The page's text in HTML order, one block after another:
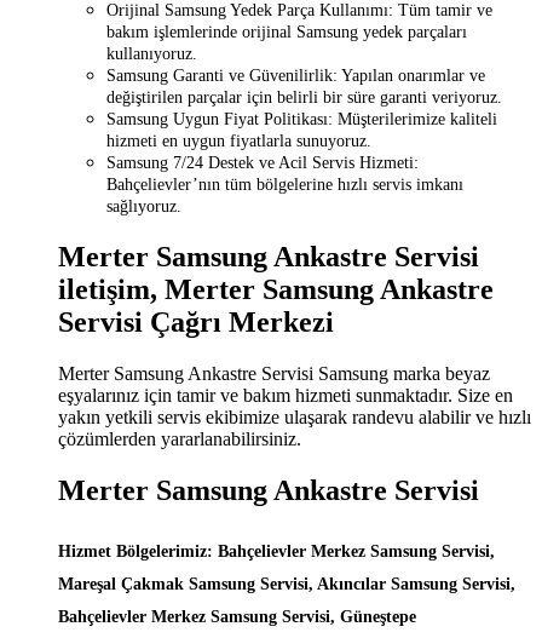
Orijinal Samsung Yedek Parça Kullanımı: Tüm tamir ve
bakım işlemlerinde orijinal Samsung yedek parçaları
kullanıyoruz.
Samsung Garanti ve Güvenilirlik: Yapılan onarımlar ve
değiştirilen parçalar için belirli bir süre garanti veriyoruz.
Samsung Uygun Fiyat Politikası: Müşterilerimize kaliteli
hizmeti en uygun fiyatlarla sunuyoruz.
Samsung 7/24 Destek ve Acil Servis Hizmeti:
Bahçelievler’nın tüm bölgelerine hızlı servis imkanı
sağlıyoruz.
Merter Samsung Ankastre Servisi
iletişim, Merter Samsung Ankastre
Servisi Çağrı Merkezi
Merter Samsung Ankastre Servisi Samsung marka beyaz
eşyalarınız için tamir ve bakım hizmeti sunmaktadır. Size en
yakın yetkili servis ekibimize ulaşarak randevu alabilir ve hızlı
çözümlerden yararlanabilirsiniz.
Merter Samsung Ankastre Servisi
Hizmet Bölgelerimiz: Bahçelievler Merkez Samsung Servisi,
Mareşal Çakmak Samsung Servisi, Akıncılar Samsung Servisi,
Bahçelievler Merkez Samsung Servisi, Güneştepe